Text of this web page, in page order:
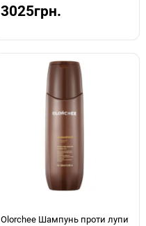
3025грн.
Olorchee Шампунь проти лупи